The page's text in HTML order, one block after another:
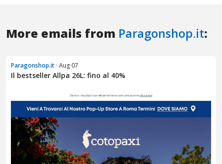
More emails from Paragonshop.it:
Paragonshop.it · Aug 07
Il bestseller Allpa 26L: fino al 40%